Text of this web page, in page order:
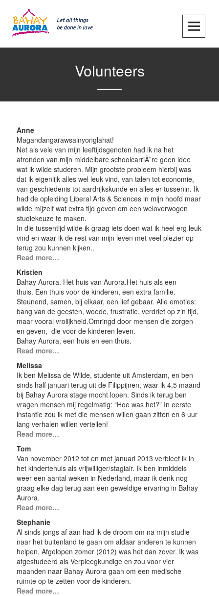
content
Volunteers
Anne
Magandangarawsainyonglahat!
Net als vele van mijn leeftijdsgenoten had ik na het
afronden van mijn middelbare schoolcarriÃ¨re geen idee
wat ik wilde studeren. Mijn grootste probleem hierbij was
dat ik eigenlijk alles wel leuk vind, van talen tot economie,
van geschiedenis tot aardrijkskunde en alles er tussenin. Ik
had de opleiding Liberal Arts & Sciences in mijn hoofd maar
wilde mijzelf wat extra tijd geven om een weloverwogen
studiekeuze te maken.
In die tussentijd wilde ik graag iets doen wat ik heel erg leuk
vind en waar ik de rest van mijn leven met veel plezier op
terug zou kunnen kijken..
Read more…
Kristien
Bahay Aurora. Het huis van Aurora.Het huis als een
thuis. Een thuis voor de kinderen, een extra familie.
Steunend, samen, bij elkaar, een lief gebaar. Alle emoties:
bang van de geesten, woede, frustratie, verdriet op z’n tijd,
maar vooral vrolijkheid.Omringd door mensen die zorgen
en geven, die voor de kinderen leven.
Bahay Aurora, een huis en een thuis.
Read more…
Melissa
Ik ben Melissa de Wilde, studente uit Amsterdam, en ben
sinds half januari terug uit de Filippijnen, waar ik 4,5 maand
bij Bahay Aurora stage mocht lopen. Sinds ik terug ben
vragen mensen mij regelmatig: “Hoe was het?” In eerste
instantie zou ik met die mensen willen gaan zitten en 6 uur
lang verhalen willen vertellen!
Read more…
Tom
Van november 2012 tot en met januari 2013 verbleef ik in
het kindertehuis als vrijwilliger/stagiair. Ik ben inmiddels
weer een aantal weken in Nederland, maar ik denk nog
graag elke dag terug aan een geweldige ervaring in Bahay
Aurora.
Read more…
Stephanie
Al sinds jongs af aan had ik de droom om na mijn studie
naar het buitenland te gaan om aldaar anderen te kunnen
helpen. Afgelopen zomer (2012) was het dan zover. Ik was
afgestudeerd als Verpleegkundige en zou voor vier
maanden naar Bahay Aurora gaan om een medische
ruimte op te zetten voor de kinderen.
Read more…